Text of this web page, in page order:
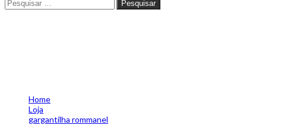
Pesquisar
Home
Loja
gargantilha rommanel